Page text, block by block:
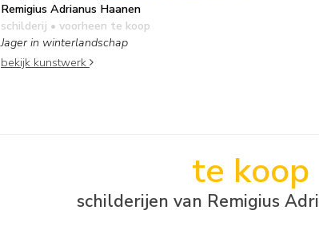
Remigius Adrianus Haanen
schilderij • voorheen te koop
Jager in winterlandschap
bekijk kunstwerk
te koop
schilderijen van Remigius